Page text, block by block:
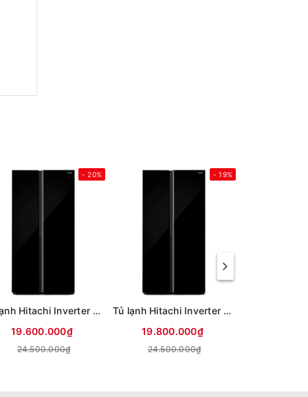
- 20%
Tủ lạnh Hitachi Inverter 653 lít Side By Side HRSN9713ESAUVN (Mới 2026)
19.600.000₫
24.500.000₫
- 19%
Tủ lạnh Hitachi Inverter 656 lít Side By Side HRSN9713ESUVN (Mới 2026)
19.800.000₫
24.500.000₫